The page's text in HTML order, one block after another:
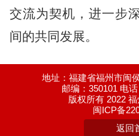
交流为契机，进一步
间的共同发展。
地址：福建省福州市闽
邮编：350101 电
版权所有 2022
闽ICP备
返回